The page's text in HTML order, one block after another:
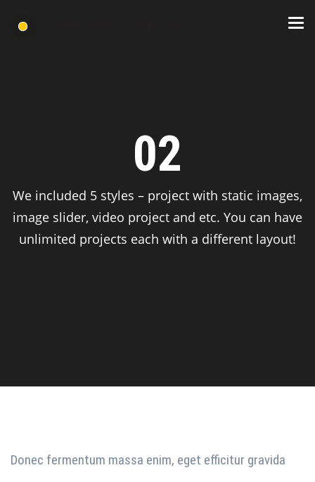
02
We included 5 styles – project with static images,
image slider, video project and etc. You can have
unlimited projects each with a different layout!
Donec fermentum massa enim, eget efficitur gravida